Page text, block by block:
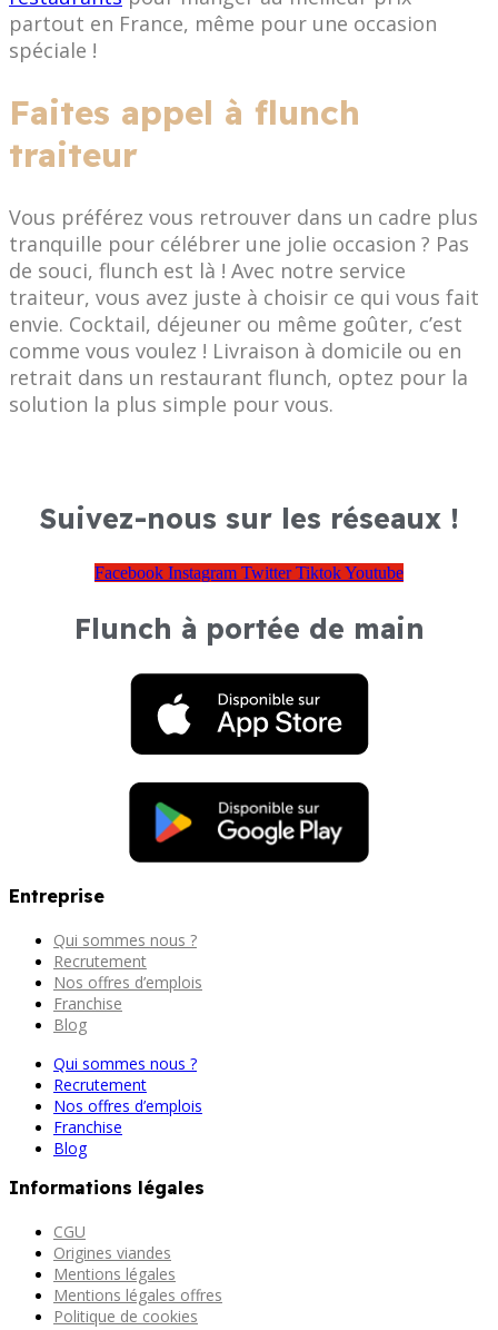
partout en France, même pour une occasion
spéciale !
Faites appel à flunch
traiteur
Vous préférez vous retrouver dans un cadre plus
tranquille pour célébrer une jolie occasion ? Pas
de souci, flunch est là ! Avec notre service
traiteur, vous avez juste à choisir ce qui vous fait
envie. Cocktail, déjeuner ou même goûter, c’est
comme vous voulez ! Livraison à domicile ou en
retrait dans un restaurant flunch, optez pour la
solution la plus simple pour vous.
Suivez-nous sur les réseaux !
Facebook Instagram Twitter TiktokYoutube
Flunch à portée de main
Entreprise
Qui sommes nous ?
Recrutement
Nos offres d’emplois
Franchise
Blog
Qui sommes nous ?
Recrutement
Nos offres d’emplois
Franchise
Blog
Informations légales
CGU
Origines viandes
Mentions légales
Mentions légales offres
Politique de cookies